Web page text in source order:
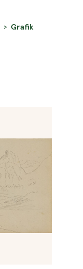
Grafik